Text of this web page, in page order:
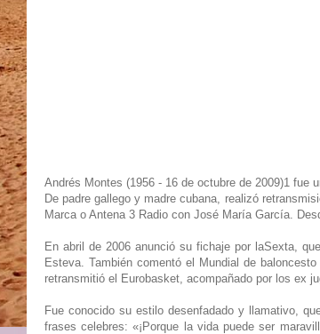
Andrés Montes (1956 - 16 de octubre de 2009)1 fue
De padre gallego y madre cubana, realizó
Marca o Antena 3 Radio con José María García.
En abril de 2006 anunció su fichaje por laSexta,
Esteva. También comentó el Mundial de
retransmitió el Eurobasket, acompañado por los ex
Fue conocido su estilo desenfadado y llamativo,
frases celebres: «¡Porque la vida puede ser